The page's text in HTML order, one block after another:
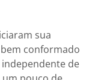
sua
conformado
de